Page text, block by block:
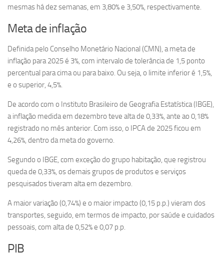
mesmas há dez semanas, em 3,80% e 3,50%, respectivamente.
Meta de inflação
Definida pelo Conselho Monetário Nacional (CMN), a meta de
inflação para 2025 é 3%, com intervalo de tolerância de 1,5 ponto
percentual para cima ou para baixo. Ou seja, o limite inferior é 1,5%,
e o superior, 4,5%.
De acordo com o Instituto Brasileiro de Geografia Estatística (IBGE),
a inflação medida em dezembro teve alta de 0,33%, ante ao 0,18%
registrado no mês anterior. Com isso, o IPCA de 2025 ficou em
4,26%, dentro da meta do governo.
Segundo o IBGE, com exceção do grupo habitação, que registrou
queda de 0,33%, os demais grupos de produtos e serviços
pesquisados tiveram alta em dezembro.
A maior variação (0,74%) e o maior impacto (0,15 p.p.) vieram dos
transportes, seguido, em termos de impacto, por saúde e cuidados
pessoais, com alta de 0,52% e 0,07 p.p.
PIB